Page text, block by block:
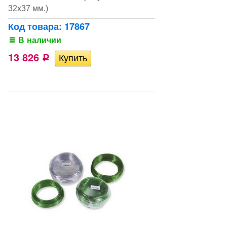
32x37 мм.)
Код товара: 17867
В наличии
13 826 Р